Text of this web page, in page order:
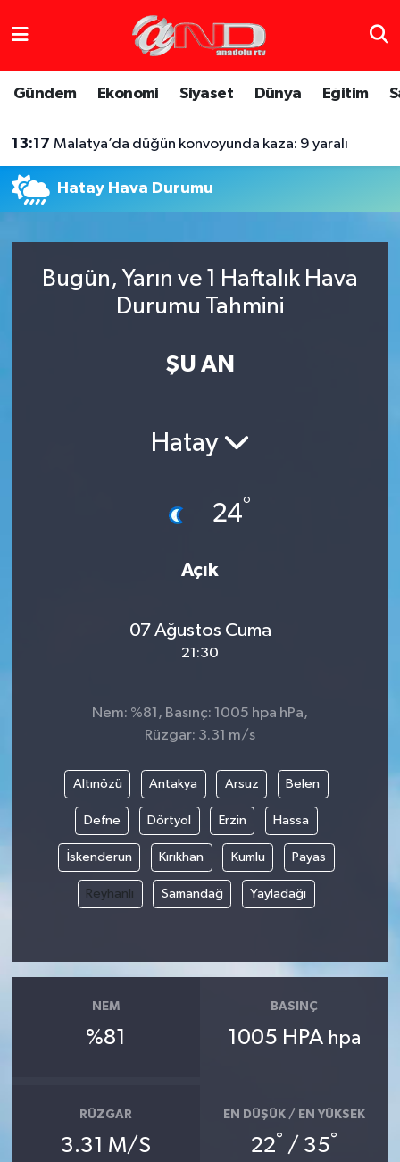
Gündem Ekonomi Siyaset Dünya Eğitim
13:17 Malatya’da düğün konvoyunda kaza: 9 yaralı
Hatay Hava Durumu
Bugün, Yarın ve 1 Haftalık Hava
Durumu Tahmini
ŞU AN
Hatay
24°
Açık
07 Ağustos Cuma
21:30
Nem: %81, Basınç: 1005 hpa hPa,
Rüzgar: 3.31 m/s
Altınözü Antakya Arsuz Belen
Defne Dörtyol Erzin Hassa
İskenderun Kırıkhan Kumlu Payas
Reyhanlı Samandağ Yayladağı
NEM
%81
BASINÇ
1005 HPA hpa
RÜZGAR
3.31 M/S
EN DÜŞÜK / EN YÜKSEK
22° / 35°
Gündem
Haber Arşivi